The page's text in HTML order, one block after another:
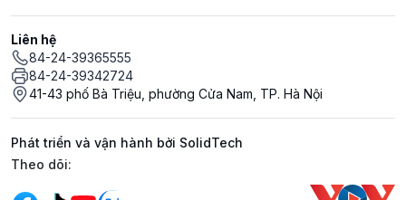
Liên hệ
84-24-39365555
84-24-39342724
41-43 phố Bà Triệu, phường Cửa Nam, TP. Hà Nội
Phát triển và vận hành bởi SolidTech
Mạng xã hội
Theo dõi: